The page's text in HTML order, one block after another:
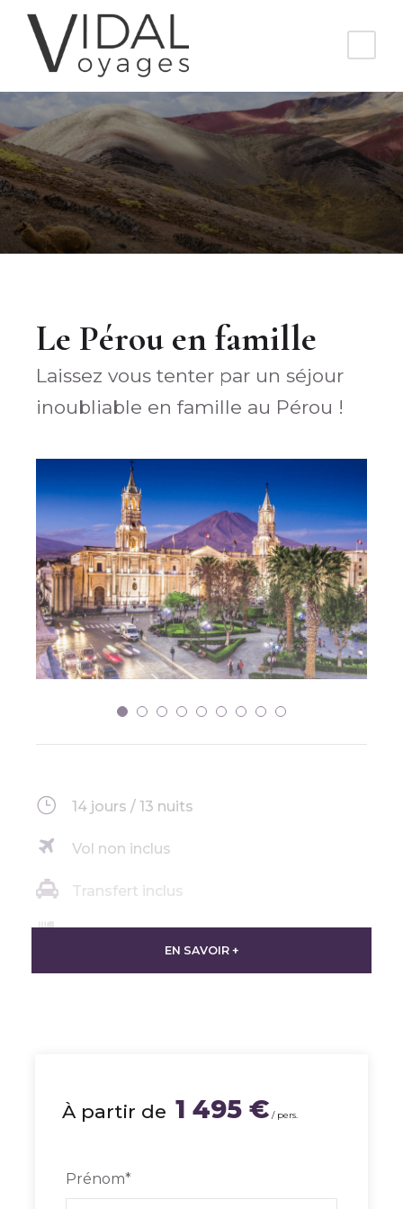
À partir de 1 495 € / pers.
Prénom*
Le Pérou en famille
Laissez vous tenter par un séjour
inoubliable en famille au Pérou !
14 jours / 13 nuits
Vol non inclus
Transfert inclus
Guide francophone
EN SAVOIR +